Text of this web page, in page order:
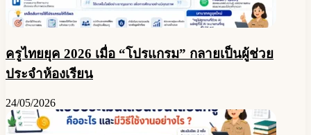
การ
ป้องกัน
ควบคุม
โรค
สธ.อย่าง
เคร่งครัด
ครูไทยยุค 2026 เมื่อ “โปรแกรม” กลายเป็นผู้ช่วย
ประจำห้องเรียน
24/05/2026